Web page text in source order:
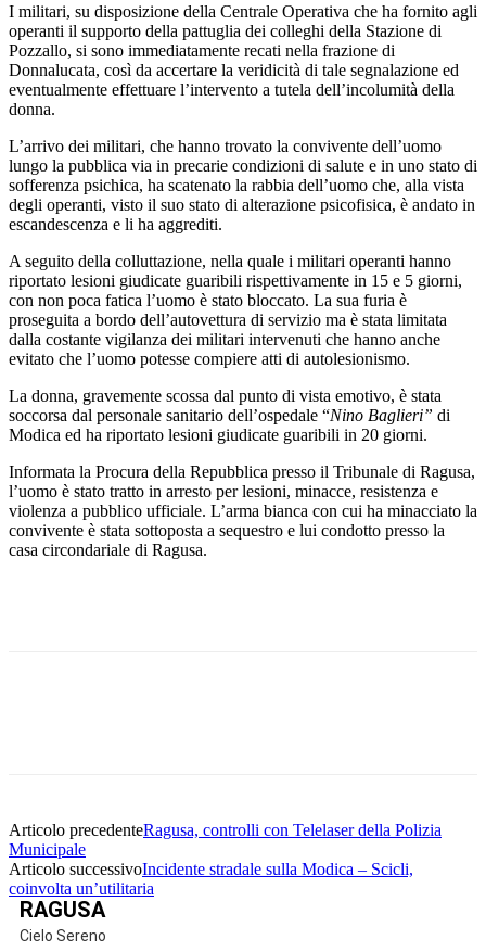
I militari, su disposizione della Centrale Operativa che ha fornito agli
operanti il supporto della pattuglia dei colleghi della Stazione di
Pozzallo, si sono immediatamente recati nella frazione di
Donnalucata, così da accertare la veridicità di tale segnalazione ed
eventualmente effettuare l’intervento a tutela dell’incolumità della
donna.
L’arrivo dei militari, che hanno trovato la convivente dell’uomo
lungo la pubblica via in precarie condizioni di salute e in uno stato di
sofferenza psichica, ha scatenato la rabbia dell’uomo che, alla vista
degli operanti, visto il suo stato di alterazione psicofisica, è andato in
escandescenza e li ha aggrediti.
A seguito della colluttazione, nella quale i militari operanti hanno
riportato lesioni giudicate guaribili rispettivamente in 15 e 5 giorni,
con non poca fatica l’uomo è stato bloccato. La sua furia è
proseguita a bordo dell’autovettura di servizio ma è stata limitata
dalla costante vigilanza dei militari intervenuti che hanno anche
evitato che l’uomo potesse compiere atti di autolesionismo.
La donna, gravemente scossa dal punto di vista emotivo, è stata
soccorsa dal personale sanitario dell’ospedale “Nino Baglieri” di
Modica ed ha riportato lesioni giudicate guaribili in 20 giorni.
Informata la Procura della Repubblica presso il Tribunale di Ragusa,
l’uomo è stato tratto in arresto per lesioni, minacce, resistenza e
violenza a pubblico ufficiale. L’arma bianca con cui ha minacciato la
convivente è stata sottoposta a sequestro e lui condotto presso la
casa circondariale di Ragusa.
Articolo precedenteRagusa, controlli con Telelaser della Polizia
Municipale
Articolo successivoIncidente stradale sulla Modica – Scicli,
coinvolta un’utilitaria
RAGUSA
Cielo Sereno